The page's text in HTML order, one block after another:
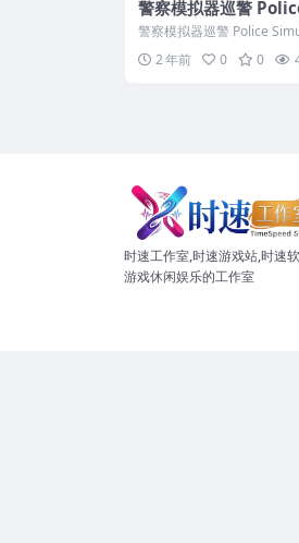
警察模拟器巡警
Patrol Officers PC电
WIN11 WIN10
警察模拟器巡警 Police
2 年前 0 0
时速工作室,时速游戏站,时速
游戏休闲娱乐的工作室